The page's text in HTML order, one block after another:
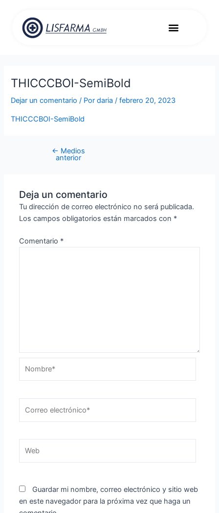
contenido
Menu
THICCCBOI-SemiBold
Dejar un comentario / Pordaria/febrero 20, 2023
THICCCBOI-SemiBold
de
entradas
← Medios
anterior
Deja un comentario
Tu dirección de correo electrónico no será publicada.
Los campos obligatorios están marcados con *
Comentario *
electrónico*
Guardar mi nombre, correo electrónico y sitio web
en este navegador para la próxima vez que haga un